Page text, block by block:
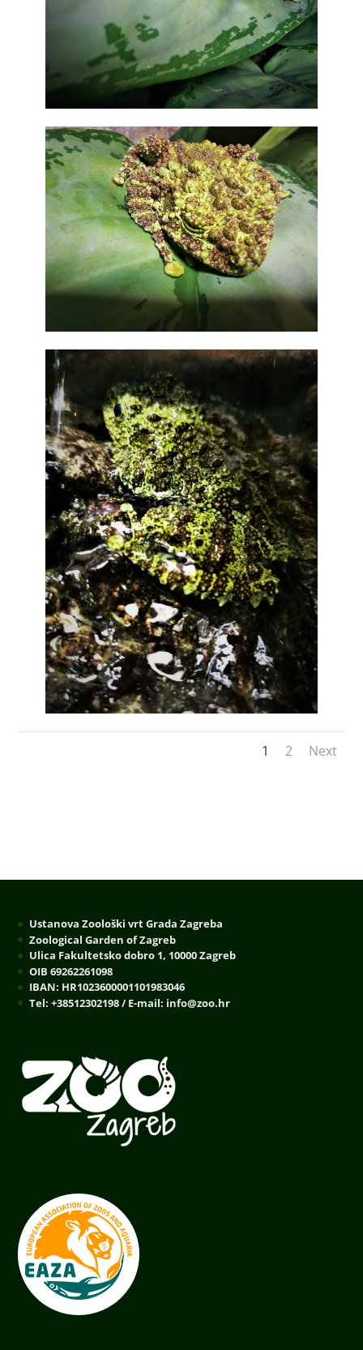
1 2 Next
Ustanova Zoološki vrt Grada Zagreba
Zoological Garden of Zagreb
Ulica Fakultetsko dobro 1, 10000 Zagreb
OIB 69262261098
IBAN: HR1023600001101983046
Tel: +38512302198 / E-mail: info@zoo.hr